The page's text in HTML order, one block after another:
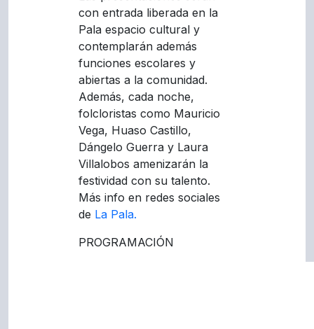
con entrada liberada en la
Pala espacio cultural y
contemplarán además
funciones escolares y
abiertas a la comunidad.
Además, cada noche,
folcloristas como Mauricio
Vega, Huaso Castillo,
Dángelo Guerra y Laura
Villalobos amenizarán la
festividad con su talento.
Más info en redes sociales
de La Pala.
PROGRAMACIÓN